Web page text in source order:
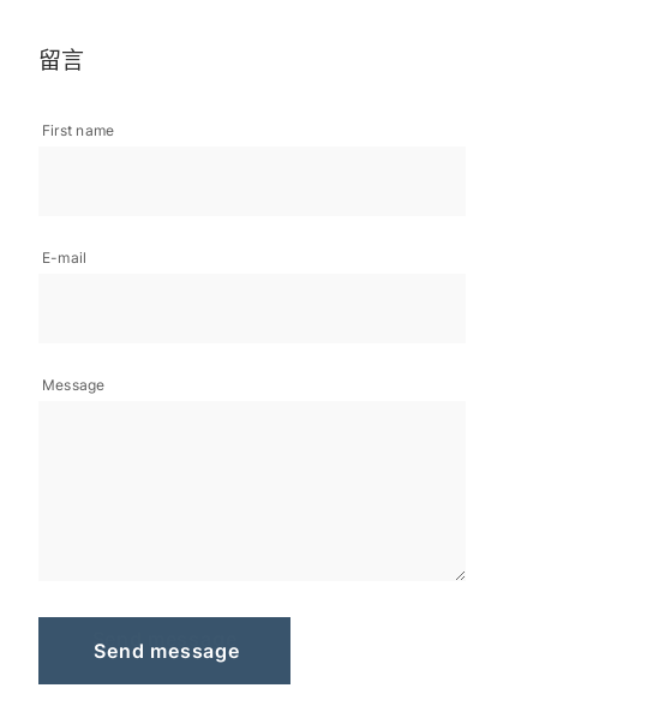
留言
First name
E-mail
Message
S d
Send message